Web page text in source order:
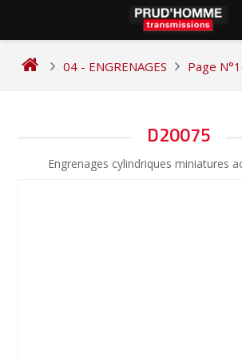
04 - ENGRENAGES Page
D20075
Engrenages cylindriques miniatures